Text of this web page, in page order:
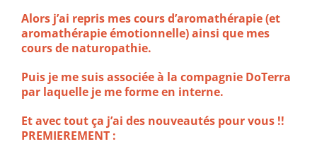
Alors j’ai repris mes cours d’aromathérapie (et
aromathérapie émotionnelle) ainsi que mes
cours de naturopathie.
Puis je me suis associée à la compagnie DoTerra
par laquelle je me forme en interne.
Et avec tout ça j’ai des nouveautés pour vous !!
PREMIEREMENT :